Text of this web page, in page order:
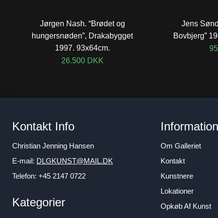
Jørgen Nash. “Brødet og
hungersnøden”, Drakabygget
1997. 93x64cm.
26.500 DKK
Jens
Bovbjerg”
Kontakt Info
Christian Jenning Hansen
E-mail: DLGKUNST@MAIL.DK
Telefon: +45 2147 0722
Kategorier
Information
Om Galleriet
Kontakt
Kunstnere
Lokationer
Opkøb Af Kunst